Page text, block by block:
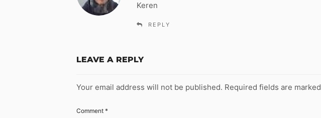
Keren
REPLY
LEAVE A REPLY
Your email address will not be published. Required fields are marked
Comment *